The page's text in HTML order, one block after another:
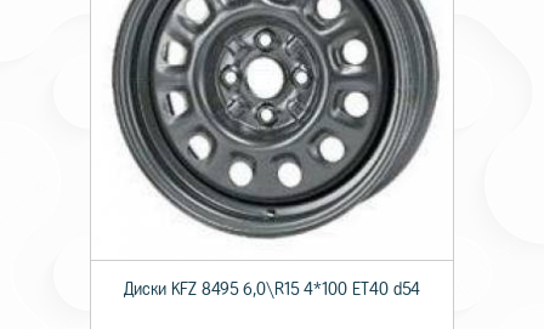
Диски KFZ 8495 6,0\R15 4*100 ET40 d54